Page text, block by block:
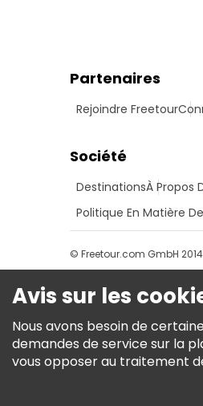
Partenaires
Rejoindre Freetour
Société
DestinationsÀ Propos
Politique En Matière
© Freetour.com GmbH
Avis sur les
Nous avons besoin de
demandes de service sur la
vous opposer au traitement